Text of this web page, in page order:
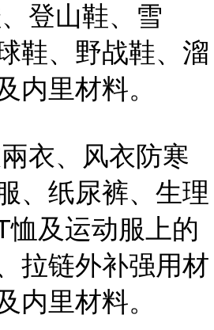
登山鞋、雪
鞋、野战鞋、溜
内里材料。
衣、风衣防寒
、纸尿裤、生理
恤及运动服上的
拉链外补强用材
内里材料。